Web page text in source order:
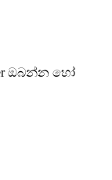
ඔබන්න හෝ